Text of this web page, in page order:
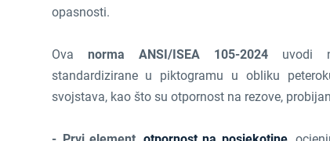
opasnosti.
Ova norma ANSI/ISEA 105-2024 uvodi
standardizirane u piktogramu u obliku
svojstava, kao što su otpornost na rezove,